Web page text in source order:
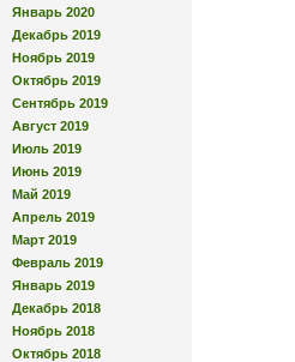
Январь 2020
Декабрь 2019
Ноябрь 2019
Октябрь 2019
Сентябрь 2019
Август 2019
Июль 2019
Июнь 2019
Май 2019
Апрель 2019
Март 2019
Февраль 2019
Январь 2019
Декабрь 2018
Ноябрь 2018
Октябрь 2018